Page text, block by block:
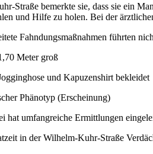
Straße bemerkte sie, dass sie ein
und Hilfe zu holen. Bei der
Fahndungsmaßnahmen führten
Meter groß
und Kapuzenshirt bekleidet
Phänotyp (Erscheinung)
hat umfangreiche Ermittlungen
in der Wilhelm-Kuhr-Straße